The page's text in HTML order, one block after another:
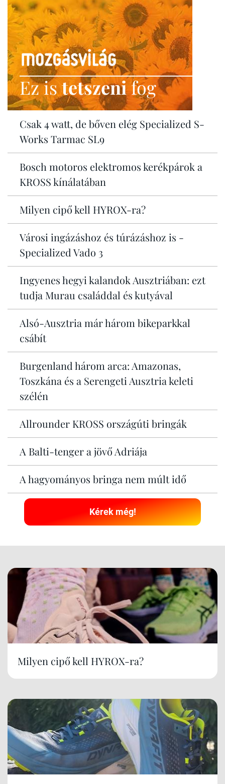
Ez istetszenifog
Csak 4 watt, de bőven elég Specialized S-
Works Tarmac SL9
Bosch motoros elektromos kerékpárok a
KROSS kínálatában
Milyen cipő kell HYROX-ra?
Városi ingázáshoz és túrázáshoz is -
Specialized Vado 3
Ingyenes hegyi kalandok Ausztriában: ezt
tudja Murau családdal és kutyával
Alsó-Ausztria már három bikeparkkal
csábít
Burgenland három arca: Amazonas,
Toszkána és a Serengeti Ausztria keleti
szélén
Allrounder KROSS országúti bringák
A Balti-tenger a jövő Adriája
A hagyományos bringa nem múlt idő
Kérek még!
Milyen cipő kell HYROX-ra?